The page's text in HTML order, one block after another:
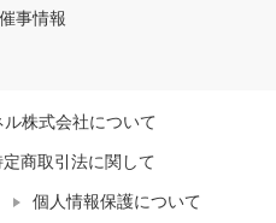
事情報
株式会社について
定商取引法に関して
個人情報保護について